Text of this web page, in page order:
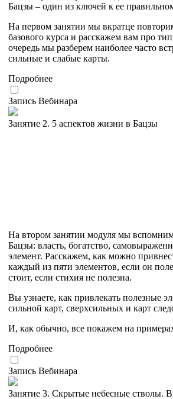
Бацзы – один из ключей к ее
На первом занятии мы вкратце
базового курса и расскажем вам про
очередь мы разберем наиболее часто
сильные и слабые карты.
Подробнее
Запись Вебинара
Занятие 2. 5 аспектов жизни в Бацзы
На втором занятии модуля мы
Бацзы: власть, богатство,
элемент. Расскажем, как можно
каждый из пяти элементов, если он
стоит, если стихия не полезна.
Вы узнаете, как привлекать полезные
сильной карт, сверхсильных и карт
И, как обычно, все покажем на
Подробнее
Запись Вебинара
Занятие 3. Скрытые небесные стволы.